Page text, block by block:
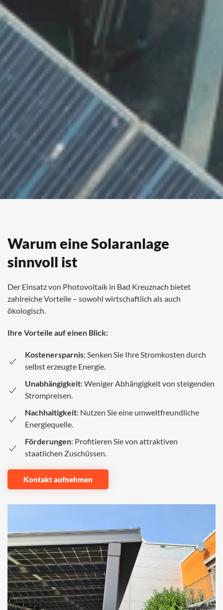
Warum eine Solaranlage
sinnvoll ist
Der Einsatz von Photovoltaik in Bad Kreuznach bietet
zahlreiche Vorteile – sowohl wirtschaftlich als auch
ökologisch.
Ihre Vorteile auf einen Blick:
Kostenersparnis: Senken Sie Ihre Stromkosten durch
selbst erzeugte Energie.
Unabhängigkeit: Weniger Abhängigkeit von steigenden
Strompreisen.
Nachhaltigkeit: Nutzen Sie eine umweltfreundliche
Energiequelle.
Förderungen: Profitieren Sie von attraktiven
staatlichen Zuschüssen.
Kontakt aufnehmen